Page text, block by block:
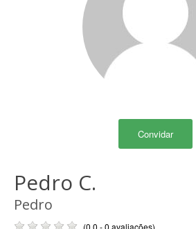
Convidar
Pedro C.
Pedro
(0.0 - 0 avaliações)